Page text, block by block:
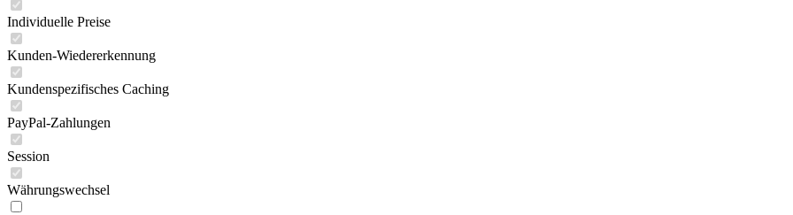
Individuelle Preise
Kunden-Wiedererkennung
Kundenspezifisches Caching
PayPal-Zahlungen
Session
Währungswechsel